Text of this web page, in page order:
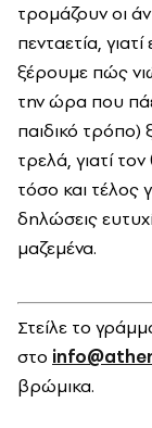
τρομάζουν οι
πενταετία,
ξέρουμε πώς
την ώρα που
παιδικό τρόπο)
τρελά, γιατί
τόσο και τέλος
δηλώσεις
μαζεμένα.
Στείλε το
στο
βρώμικα.